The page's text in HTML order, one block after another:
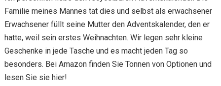
Familie meines Mannes tat dies und selbst als erwachsener
Erwachsener füllt seine Mutter den Adventskalender, den er
hatte, weil sein erstes Weihnachten. Wir legen sehr kleine
Geschenke in jede Tasche und es macht jeden Tag so
besonders. Bei Amazon finden Sie Tonnen von Optionen und
lesen Sie sie hier!